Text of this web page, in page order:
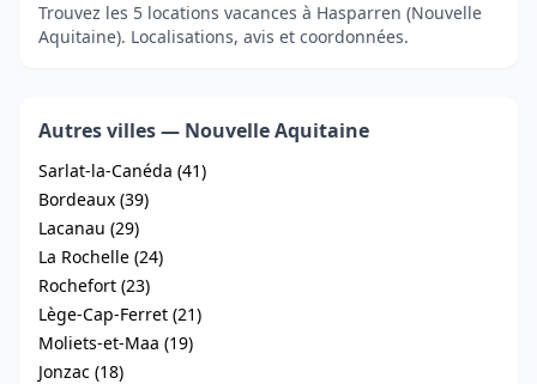
Trouvez les 5 locations vacances à Hasparren (Nouvelle
Aquitaine). Localisations, avis et coordonnées.
Autres villes — Nouvelle Aquitaine
Sarlat-la-Canéda (41)
Bordeaux (39)
Lacanau (29)
La Rochelle (24)
Rochefort (23)
Lège-Cap-Ferret (21)
Moliets-et-Maa (19)
Jonzac (18)